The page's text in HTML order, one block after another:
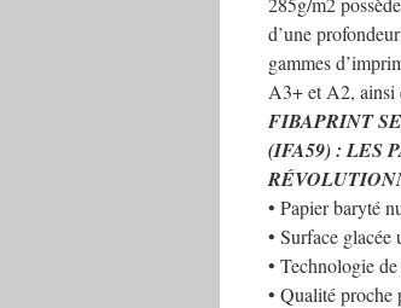
d’une
gammes
A3+ et A2, ainsi
FIBAPRINT
(IFA59): LES
• Papier baryté
• Surface glacée
• Technologie
• Qualité